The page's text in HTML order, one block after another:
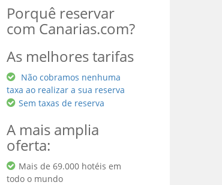
Porquê reservar
com Canarias.com?
As melhores tarifas
Não cobramos nenhuma
taxa ao realizar a sua reserva
Sem taxas de reserva
A mais amplia
oferta:
Mais de 69.000 hotéis em
todo o mundo